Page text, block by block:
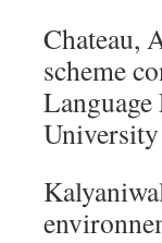
Chateau,
scheme